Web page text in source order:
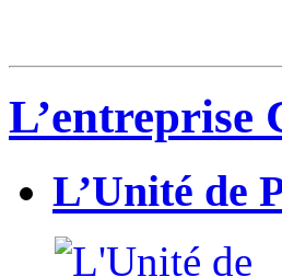
L’entreprise
L’Unité de